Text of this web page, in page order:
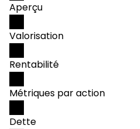
Aperçu
Valorisation
Rentabilité
Métriques par action
Dette